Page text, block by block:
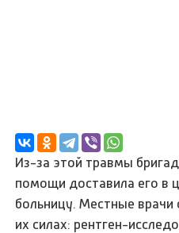
Из-за этой травмы
помощи доставила его в
больницу. Местные врачи
их силах: рентген-